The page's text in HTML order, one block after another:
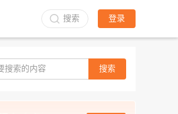
搜索 登录
搜索